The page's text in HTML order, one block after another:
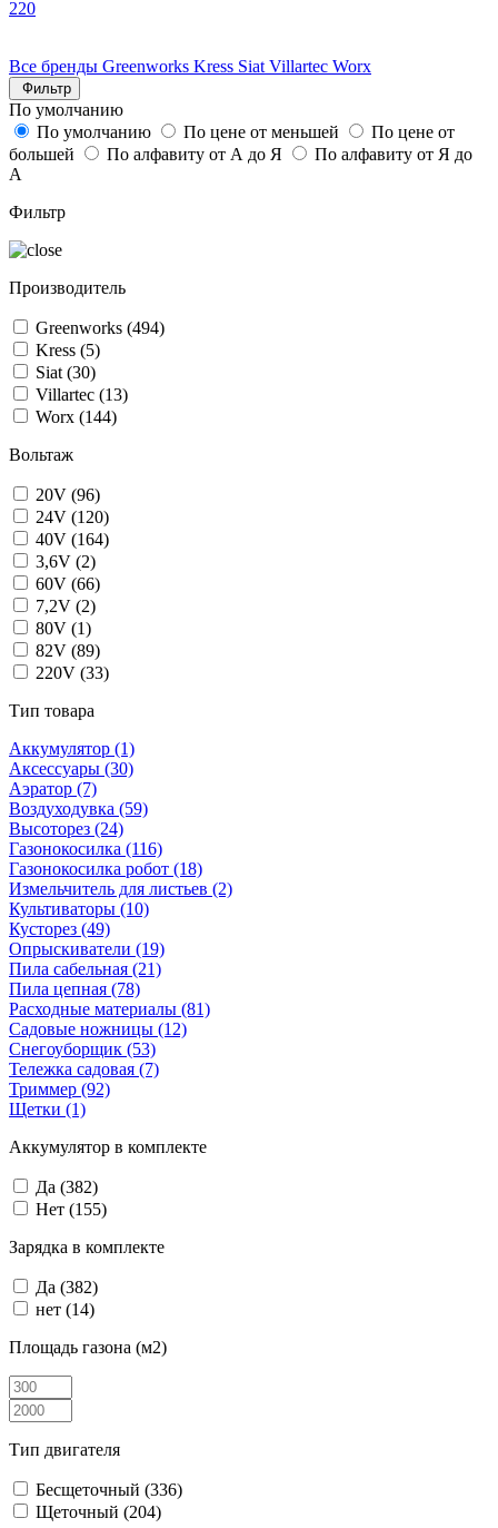
220
Все бренды Greenworks Kress Siat Villartec Worx
Фильтр
По умолчанию
По умолчанию
По цене от меньшей
По цене от
большей
По алфавиту от А до Я
По алфавиту от Я до
А
Фильтр
Производитель
Greenworks (494)
Kress (5)
Siat (30)
Villartec (13)
Worx (144)
Вольтаж
20V (96)
24V (120)
40V (164)
3,6V (2)
60V (66)
7,2V (2)
80V (1)
82V (89)
220V (33)
Тип товара
Аккумулятор (1)
Аксессуары (30)
Аэратор (7)
Воздуходувка (59)
Высоторез (24)
Газонокосилка (116)
Газонокосилка робот (18)
Измельчитель для листьев (2)
Культиваторы (10)
Кусторез (49)
Опрыскиватели (19)
Пила сабельная (21)
Пила цепная (78)
Расходные материалы (81)
Садовые ножницы (12)
Снегоуборщик (53)
Тележка садовая (7)
Триммер (92)
Щетки (1)
Аккумулятор в комплекте
Да (382)
Нет (155)
Зарядка в комплекте
Да (382)
нет (14)
Площадь газона (м2)
Тип двигателя
Бесщеточный (336)
Щеточный (204)